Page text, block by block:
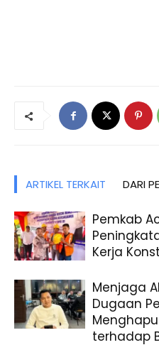
ARTIKEL TERKAIT DARI
Pemkab
Kerja
Menjaga
Dugaan
terhadap